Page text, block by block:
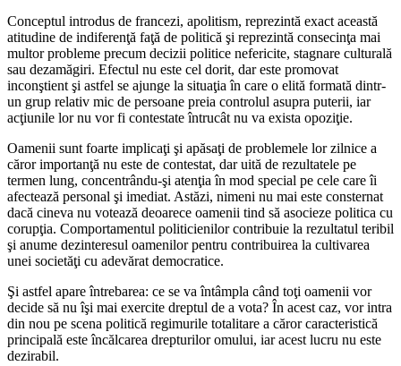
Conceptul introdus de francezi, apolitism, reprezintă exact această
atitudine de indiferenţă faţă de politică şi reprezintă consecinţa mai
multor probleme precum decizii politice nefericite, stagnare culturală
sau dezamăgiri. Efectul nu este cel dorit, dar este promovat
inconştient şi astfel se ajunge la situaţia în care o elită formată dintr-
un grup relativ mic de persoane preia controlul asupra puterii, iar
acţiunile lor nu vor fi contestate întrucât nu va exista opoziţie.
Oamenii sunt foarte implicaţi şi apăsaţi de problemele lor zilnice a
căror importanţă nu este de contestat, dar uită de rezultatele pe
termen lung, concentrându-şi atenţia în mod special pe cele care îi
afectează personal şi imediat. Astăzi, nimeni nu mai este consternat
dacă cineva nu votează deoarece oamenii tind să asocieze politica cu
corupţia. Comportamentul politicienilor contribuie la rezultatul teribil
şi anume dezinteresul oamenilor pentru contribuirea la cultivarea
unei societăţi cu adevărat democratice.
Şi astfel apare întrebarea: ce se va întâmpla când toţi oamenii vor
decide să nu îşi mai exercite dreptul de a vota? În acest caz, vor intra
din nou pe scena politică regimurile totalitare a căror caracteristică
principală este încălcarea drepturilor omului, iar acest lucru nu este
dezirabil.